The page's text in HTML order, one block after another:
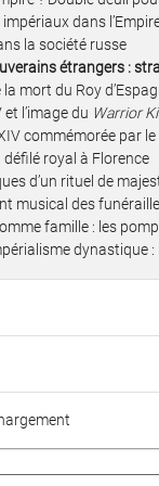
dans
la société russe
étrangers :
la mort du Roy
l’image du Warrior
commémorée par
défilé royal à Florence
d’un rituel de
musical des
famille : les
dynastique